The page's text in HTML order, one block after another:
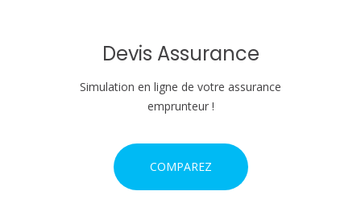
Devis Assurance
Simulation en ligne de votre assurance
emprunteur !
COMPAREZ